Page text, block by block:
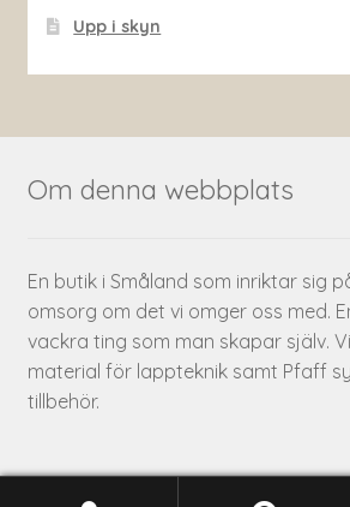
Upp i skyn
Om denna webbplats
En butik i Småland som inriktar sig
omsorg om det vi omger oss med.
vackra ting som man skapar själv.
material för lappteknik samt Pfaff
tillbehör.